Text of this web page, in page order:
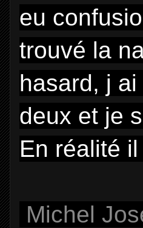
eu
trouvé la
hasard, j
deux et je
En réalité
Michel